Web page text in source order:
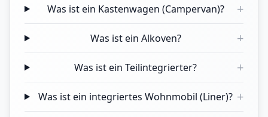
Was ist ein Kastenwagen (Campervan)? +
Was ist ein Alkoven? +
Was ist ein Teilintegrierter? +
Was ist ein integriertes Wohnmobil (Liner)? +